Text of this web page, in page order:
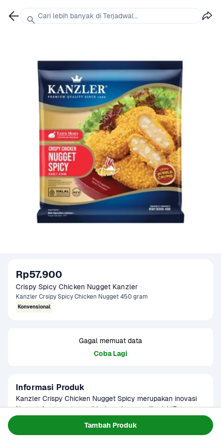
Tambah Produk
Rp57.900
Crispy Spicy Chicken Nugget Kanzler
Kanzler Crsipy Spicy Chicken Nugget 450 gram
Konvensional
Gagal memuat data
Coba Lagi
Informasi Produk
Kanzler Crispy Chicken Nugget Spicy merupakan inovasi
Nugget Ayam pertama di Indonesia yang dilapisi “Extra
memberikan sensasi ekstra renyah yang belum pernah ada
Terjadwal
Cari lebih banyak di Terjadwal...